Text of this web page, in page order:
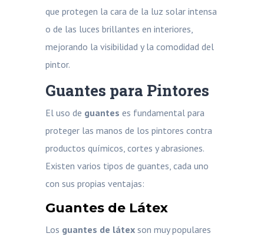
que protegen la cara de la luz solar intensa
o de las luces brillantes en interiores,
mejorando la visibilidad y la comodidad del
pintor.
Guantes para Pintores
El uso de guantes es fundamental para
proteger las manos de los pintores contra
productos químicos, cortes y abrasiones.
Existen varios tipos de guantes, cada uno
con sus propias ventajas:
Guantes de Látex
Los guantes de látex son muy populares